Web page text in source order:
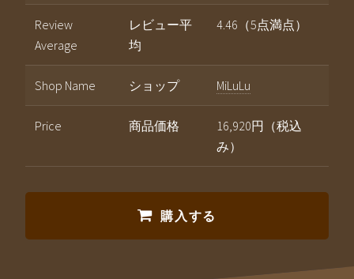
Review
Average
レビュー平
均
4.46（5点満点）
Shop Name ショップ MiLuLu
Price 商品価格
16,920円（税込
み）
購入する